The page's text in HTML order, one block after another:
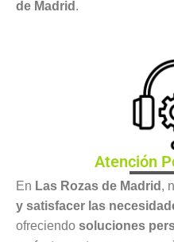
de Madrid .
Atención
En Las Rozas de Madrid ,
y satisfacer las
ofreciendo soluciones